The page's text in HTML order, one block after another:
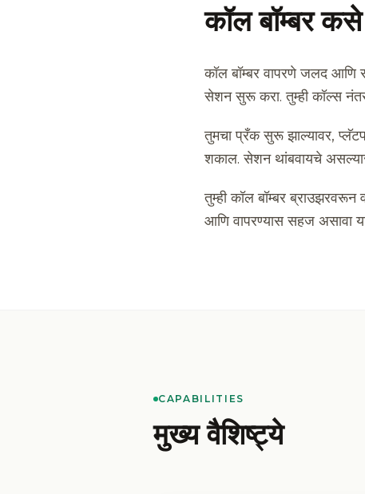
कॉल बॉम्बर
कॉल बॉम्बर वापरणे जलद आणि
सेशन सुरू करा. तुम्ही कॉल्स
तुमचा प्रँक सुरू झाल्यावर,
शकाल. सेशन थांबवायचे
तुम्ही कॉल बॉम्बर
आणि वापरण्यास सहज असावा
CAPABILITIES
मुख्य वैशिष्ट्ये